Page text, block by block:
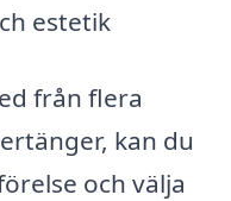
estetik
från flera
kan du
och välja